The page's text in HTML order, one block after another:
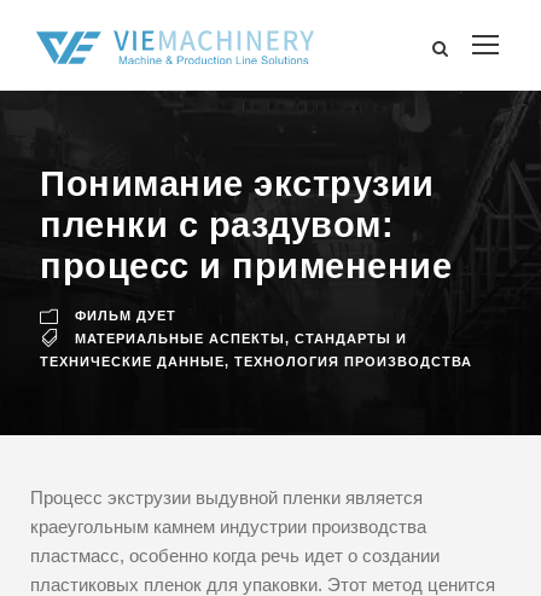
Понимание экструзии
пленки с раздувом:
процесс и применение
ФИЛЬМ ДУЕТ
МАТЕРИАЛЬНЫЕ АСПЕКТЫ , СТАНДАРТЫ И
ТЕХНИЧЕСКИЕ ДАННЫЕ, ТЕХНОЛОГИЯ ПРОИЗВОДСТВА
Процесс экструзии выдувной пленки является
краеугольным камнем индустрии производства
пластмасс, особенно когда речь идет о создании
пластиковых пленок для упаковки. Этот метод ценится